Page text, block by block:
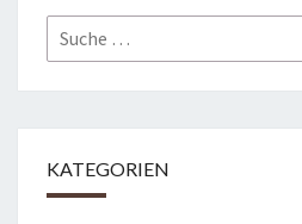
Suche
nach:
KATEGORIEN